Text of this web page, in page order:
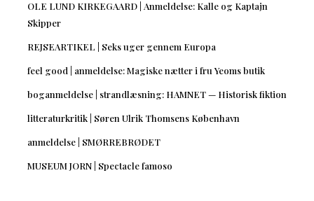
OLE LUND KIRKEGAARD | Anmeldelse: Kalle og Kaptajn
Skipper
REJSEARTIKEL | Seks uger gennem Europa
feel good | anmeldelse: Magiske nætter i fru Yeoms butik
boganmeldelse | strandlæsning: HAMNET — Historisk fiktion
litteraturkritik | Søren Ulrik Thomsens København
anmeldelse | SMØRREBRØDET
MUSEUM JORN | Spectacle famoso